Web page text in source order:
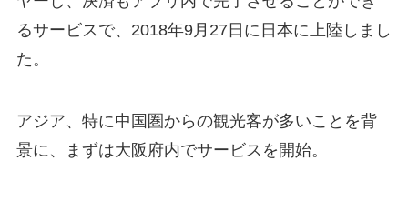
るサービスで、2018年9月27日に日本に上陸しまし
た。
アジア、特に中国圏からの観光客が多いことを背
景に、まずは大阪府内でサービスを開始。